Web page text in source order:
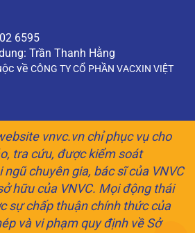
6595
Trần Thanh Hằng
về CÔNG TY CỔ PHẦN VACXIN VIỆT
vnvc.vn chỉ phục vụ cho
tra cứu, được kiểm soát
chuyên gia, bác sĩ của VNVC
hữu của VNVC. Mọi động thái
sự chấp thuận chính thức của
và vi phạm quy định về Sở